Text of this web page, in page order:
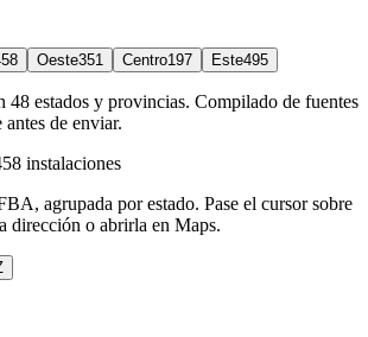
Oeste351 Centro197 Este495
48 estados y provincias. Compilado de fuentes
de enviar.
instalaciones
agrupada por estado. Pase el cursor sobre
dirección o abrirla en Maps.